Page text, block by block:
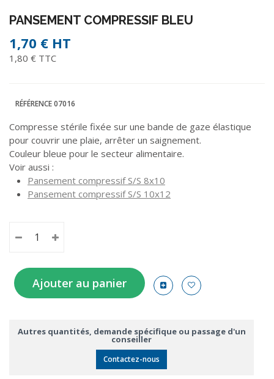
PANSEMENT COMPRESSIF BLEU
1,70 € HT
1,80 € TTC
RÉFÉRENCE07016
Compresse stérile fixée sur une bande de gaze élastique
pour couvrir une plaie, arrêter un saignement.
Couleur bleue pour le secteur alimentaire.
Voir aussi :
Pansement compressif S/S 8x10
Pansement compressif S/S 10x12
Ajouter au panier
Autres quantités, demande spécifique ou passage d'un
conseiller
Contactez-nous